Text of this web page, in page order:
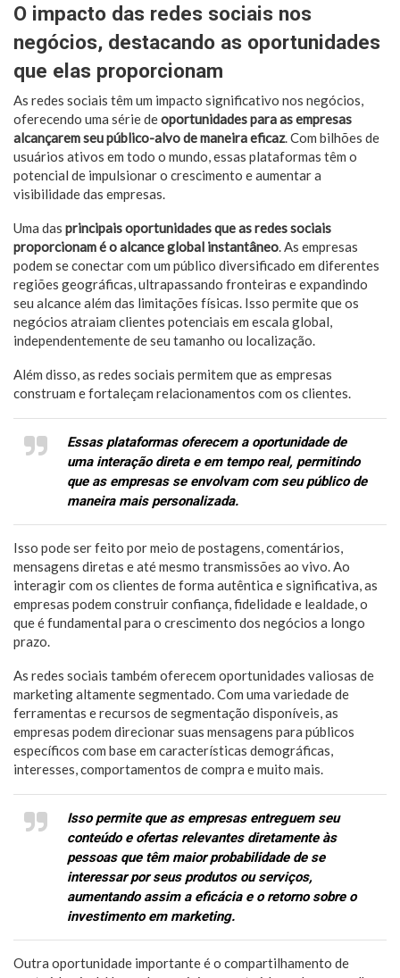
O impacto das redes sociais nos
negócios, destacando as oportunidades
que elas proporcionam
As redes sociais têm um impacto significativo nos negócios,
oferecendo uma série deoportunidades para as empresas
alcançarem seu público-alvo de maneira eficaz. Com bilhões de
usuários ativos em todo o mundo, essas plataformas têm o
potencial de impulsionar o crescimento e aumentar a
visibilidade das empresas.
Uma das principais oportunidades que as redes sociais
proporcionam é o alcance global instantâneo. As empresas
podem se conectar com um público diversificado em diferentes
regiões geográficas, ultrapassando fronteiras e expandindo
seu alcance além das limitações físicas. Isso permite que os
negócios atraiam clientes potenciais em escala global,
independentemente de seu tamanho ou localização.
Além disso, as redes sociais permitem que as empresas
construam e fortaleçam relacionamentos com os clientes.
Essas plataformas oferecem a oportunidade de
uma interação direta e em tempo real, permitindo
que as empresas se envolvam com seu público de
maneira mais personalizada.
Isso pode ser feito por meio de postagens, comentários,
mensagens diretas e até mesmo transmissões ao vivo. Ao
interagir com os clientes de forma autêntica e significativa, as
empresas podem construir confiança, fidelidade e lealdade, o
que é fundamental para o crescimento dos negócios a longo
prazo.
As redes sociais também oferecem oportunidades valiosas de
marketing altamente segmentado. Com uma variedade de
ferramentas e recursos de segmentação disponíveis, as
empresas podem direcionar suas mensagens para públicos
específicos com base em características demográficas,
interesses, comportamentos de compra e muito mais.
Isso permite que as empresas entreguem seu
conteúdo e ofertas relevantes diretamente às
pessoas que têm maior probabilidade de se
interessar por seus produtos ou serviços,
aumentando assim a eficácia e o retorno sobre o
investimento em marketing.
Outra oportunidade importante é o compartilhamento de